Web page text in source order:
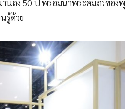
นถึง 50 ปี พร้อมนำพระคัมภีร์ของ
รู้ด้วย